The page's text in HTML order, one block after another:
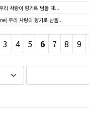
리 사랑이 향기로 남을 때...
우리 사랑이 향기로 남을...
3 4 5 6 7 8 9